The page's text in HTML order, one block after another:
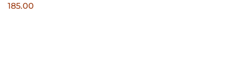
185.00